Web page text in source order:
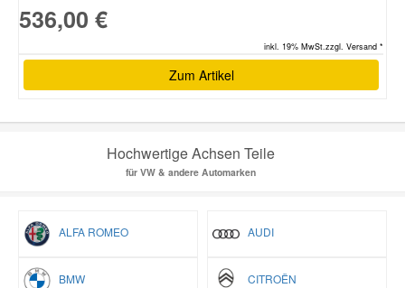
536,00 €
inkl. 19% MwSt.zzgl. Versand *
Zum Artikel
Hochwertige Achsen Teile
für VW & andere Automarken
ALFA ROMEO AUDI
BMW CITROËN